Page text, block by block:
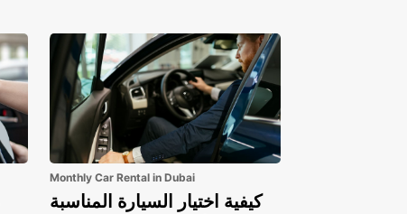
Monthly Car Rental in Dubai
كيفية اختيار السيارة المناسبة